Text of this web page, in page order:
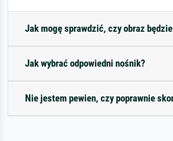
Jak mogę sprawdzić, czy obraz
Jak wybrać odpowiedni nośnik?
Nie jestem pewien, czy poprawnie